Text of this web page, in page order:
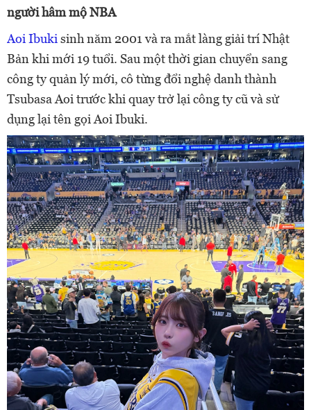
người hâm mộ NBA
Aoi Ibuki sinh năm 2001 và ra mắt làng giải trí Nhật
Bản khi mới 19 tuổi. Sau một thời gian chuyển sang
công ty quản lý mới, cô từng đổi nghệ danh thành
Tsubasa Aoi trước khi quay trở lại công ty cũ và sử
dụng lại tên gọi Aoi Ibuki.